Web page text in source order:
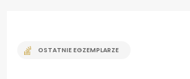
OSTATNIE EGZEMPLARZE